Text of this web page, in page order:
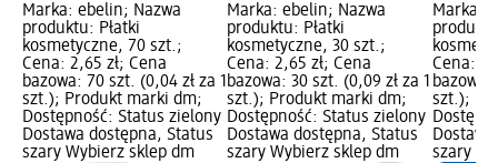
Marka: ebelin; Nazwa
produktu: Płatki
kosmetyczne, 70 szt.;
Cena: 2,65 zł; Cena
bazowa: 70 szt. (0,04 zł za 1
szt.); Produkt marki dm;
Dostępność: Status zielony
Dostawa dostępna, Status
szary Wybierz sklep dm
Marka: ebelin; Nazwa
produktu: Płatki
kosmetyczne, 30 szt.;
Cena: 2,65 zł; Cena
bazowa: 30 szt. (0,09 zł za 1
szt.); Produkt marki dm;
Dostępność: Status zielony
Dostawa dostępna, Status
szary Wybierz sklep dm
Marka:
Cena:
bazowa:
szt.);
szary